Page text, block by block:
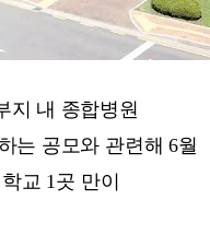
지 내 종합병원
는 공모와 관련해 6월
교 1곳 만이